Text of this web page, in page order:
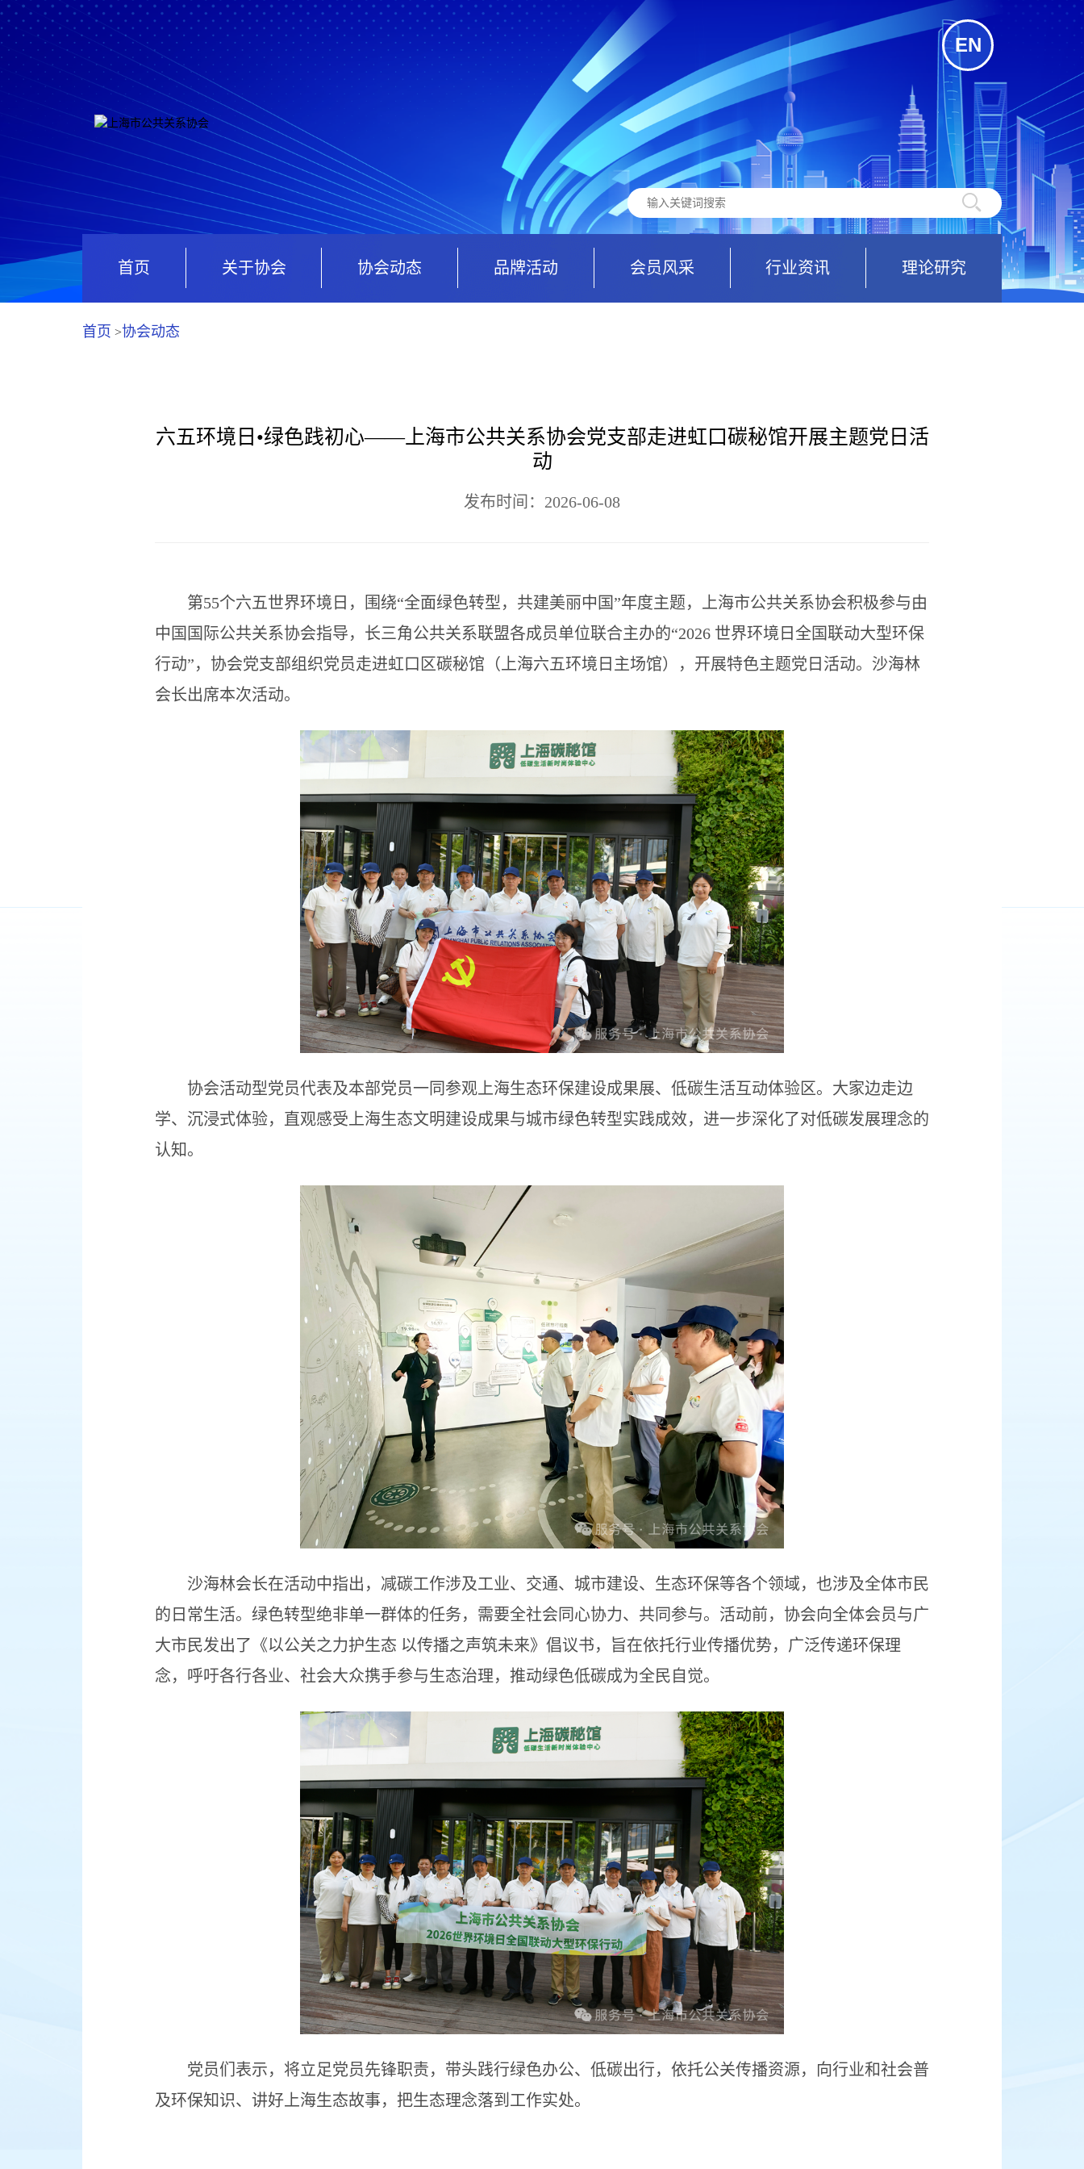
EN
首页 关于协会 协会动态 品牌活动 会员风采 行业资讯 理论研究
首页 >协会动态
六五环境日•绿色践初心——上海市公共关系协会党支部走进虹口碳秘馆开展主题党日活
动
发布时间：2026-06-08
第55个六五世界环境日，围绕“全面绿色转型，共建美丽中国”年度主题，上海市公共关系协会积极参与由
中国国际公共关系协会指导，长三角公共关系联盟各成员单位联合主办的“2026 世界环境日全国联动大型环保
行动”，协会党支部组织党员走进虹口区碳秘馆（上海六五环境日主场馆），开展特色主题党日活动。沙海林
会长出席本次活动。
协会活动型党员代表及本部党员一同参观上海生态环保建设成果展、低碳生活互动体验区。大家边走边
学、沉浸式体验，直观感受上海生态文明建设成果与城市绿色转型实践成效，进一步深化了对低碳发展理念的
认知。
沙海林会长在活动中指出，减碳工作涉及工业、交通、城市建设、生态环保等各个领域，也涉及全体市民
的日常生活。绿色转型绝非单一群体的任务，需要全社会同心协力、共同参与。活动前，协会向全体会员与广
大市民发出了《以公关之力护生态 以传播之声筑未来》倡议书，旨在依托行业传播优势，广泛传递环保理
念，呼吁各行各业、社会大众携手参与生态治理，推动绿色低碳成为全民自觉。
党员们表示，将立足党员先锋职责，带头践行绿色办公、低碳出行，依托公关传播资源，向行业和社会普
及环保知识、讲好上海生态故事，把生态理念落到工作实处。